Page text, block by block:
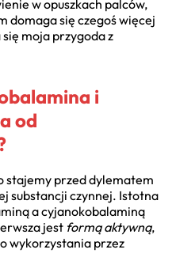
w opuszkach palców,
domaga się czegoś więcej
się moja przygoda z
i
od
stajemy przed dylematem
substancji czynnej. Istotna
a cyjanokobalaminą
jest formą aktywną,
wykorzystania przez